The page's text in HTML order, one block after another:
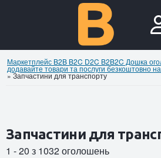
Маркетплейс B2B B2C D2C B2B2C Дошка
додавайте товари та послуги безкоштовно
»Запчастини для транспорту
Запчастини для
1 - 20 з 1032 оголошень